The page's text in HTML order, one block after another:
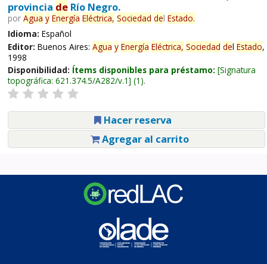
provincia deRío Negro.
por Agua y Energía Eléctrica, Sociedad del Estado.
Idioma: Español
Editor: Buenos Aires: Agua y Energía Eléctrica, Sociedad del Estado,
1998
Disponibilidad: Ítems disponibles para préstamo: Signatura
topográfica: 621.374.5/A282/v.1 (1).
Hacer reserva
Agregar al carrito